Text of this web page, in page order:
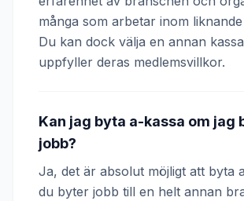
många som arbetar inom
Du kan dock välja en annan
uppfyller deras medlemsvillkor.
Kan jag byta a-kassa om jag
jobb?
Ja, det är absolut möjligt att byta
du byter jobb till en helt annan